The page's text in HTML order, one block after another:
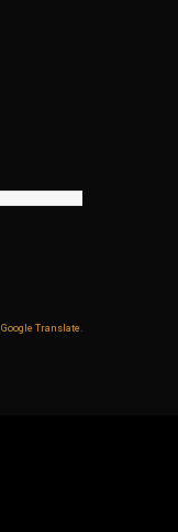
Google Translate .